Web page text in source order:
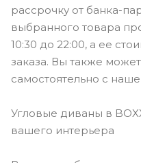
рассрочку от банка-
выбранного товара
10:30 до 22:00, а ее
заказа. Вы также
самостоятельно с
Угловые диваны в
вашего интерьера